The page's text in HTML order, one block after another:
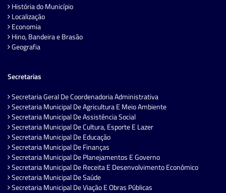
História do Município
Localização
Economia
Hino, Bandeira e Brasão
Geografia
Secretarias
Secretaria Geral De Coordenadoria Administrativa
Secretaria Municipal De Agricultura E Meio Ambiente
Secretaria Municipal De Assistência Social
Secretaria Municipal De Cultura, Esporte E Lazer
Secretaria Municipal De Educação
Secretaria Municipal De Finanças
Secretaria Municipal De Planejamentos E Governo
Secretaria Municipal De Receita E Desenvolvimento Econômico
Secretaria Municipal De Saúde
Secretaria Municipal De Viação E Obras Públicas